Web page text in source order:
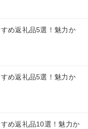
め返礼品5選！魅力か
め返礼品5選！魅力か
め返礼品10選！魅力か